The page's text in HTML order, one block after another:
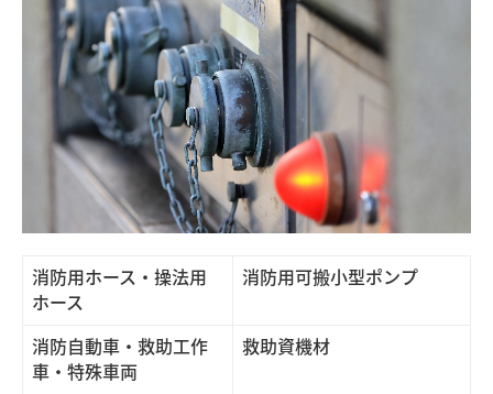
消防用ホース・操法用
ホース
消防用可搬小型ポンプ
消防自動車・救助工作
車・特殊車両
救助資機材